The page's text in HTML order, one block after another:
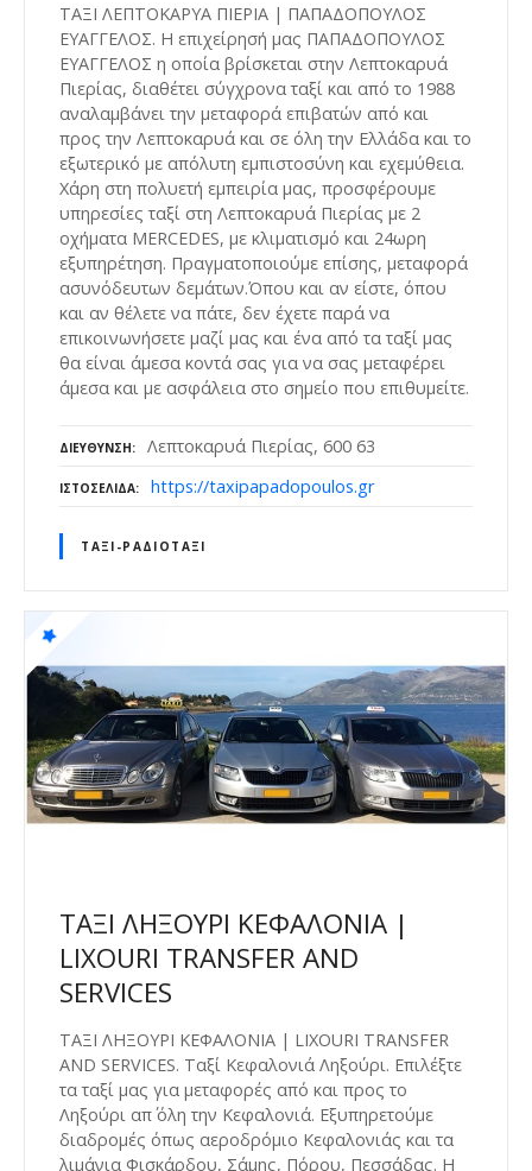
ΤΑΞΙ ΛΕΠΤΟΚΑΡΥΑ ΠΙΕΡΙΑ | ΠΑΠΑΔΟΠΟΥΛΟΣ
ΕΥΑΓΓΕΛΟΣ. Η επιχείρησή μας ΠΑΠΑΔΟΠΟΥΛΟΣ
ΕΥΑΓΓΕΛΟΣ η οποία βρίσκεται στην Λεπτοκαρυά
Πιερίας, διαθέτει σύγχρονα ταξί και από το 1988
αναλαμβάνει την μεταφορά επιβατών από και
προς την Λεπτοκαρυά και σε όλη την Ελλάδα και το
εξωτερικό με απόλυτη εμπιστοσύνη και εχεμύθεια.
Χάρη στη πολυετή εμπειρία μας, προσφέρουμε
υπηρεσίες ταξί στη Λεπτοκαρυά Πιερίας με 2
οχήματα MERCEDES, με κλιματισμό και 24ωρη
εξυπηρέτηση. Πραγματοποιούμε επίσης, μεταφορά
ασυνόδευτων δεμάτων.Όπου και αν είστε, όπου
και αν θέλετε να πάτε, δεν έχετε παρά να
επικοινωνήσετε μαζί μας και ένα από τα ταξί μας
θα είναι άμεσα κοντά σας για να σας μεταφέρει
άμεσα και με ασφάλεια στο σημείο που επιθυμείτε.
ΔΙΕΎΘΥΝΣΗ Λεπτοκαρυά Πιερίας, 600 63
ΙΣΤΟΣΕΛΊΔΑ https://taxipapadopoulos.gr
ΤΑΞΊ-ΡΑΔΙΟΤΑΞΊ
ΤΑΞΙ ΛΗΞΟΥΡΙ ΚΕΦΑΛΟΝΙΑ |
LIXOURI TRANSFER AND
SERVICES
ΤΑΞΙ ΛΗΞΟΥΡΙ ΚΕΦΑΛΟΝΙΑ | LIXOURI TRANSFER
AND SERVICES. Ταξί Κεφαλονιά Ληξούρι. Επιλέξτε
τα ταξί μας για μεταφορές από και προς το
Ληξούρι απ΄ όλη την Κεφαλονιά. Εξυπηρετούμε
διαδρομές όπως αεροδρόμιο Κεφαλονιάς και τα
λιμάνια Φισκάρδου, Σάμης, Πόρου, Πεσσάδας. Η